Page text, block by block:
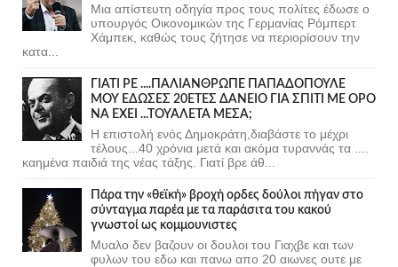
Μια απίστευτη οδηγία προς τους πολίτες έδωσε ο
υπουργός Οικονομικών της Γερμανίας Ρόμπερτ
Χάμπεκ, καθώς τους ζήτησε να περιορίσουν την
κατα...
ΓΙΑΤΙ ΡΕ ....ΠΑΛΙΑΝΘΡΩΠΕ ΠΑΠΑΔΟΠΟΥΛΕ
ΜΟΥ ΕΔΩΣΕΣ 20ΕΤΕΣ ΔΑΝΕΙΟ ΓΙΑ ΣΠΙΤΙ ΜΕ ΟΡΟ
ΝΑ ΕΧΕΙ ...ΤΟΥΑΛΕΤΑ ΜΕΣΑ;
Η επιστολή ενός Δημοκράτη,διαβάστε το μέχρι
τέλους...40 χρόνια μετά και ακόμα τυραννάς τα ....
καημένα παιδιά της νέας τάξης. Γιατί βρε άθ...
Πάρα την «θεϊκή» βροχή ορδες δούλοι πήγαν στο
σύνταγμα παρέα με τα παράσιτα του κακού
γνωστοί ως κομμουνιστες
Μυαλο δεν βαζουν οι δουλοι του Γιαχβε και των
φυλων του εδω και πανω απο 20 αιωνες ουτε με